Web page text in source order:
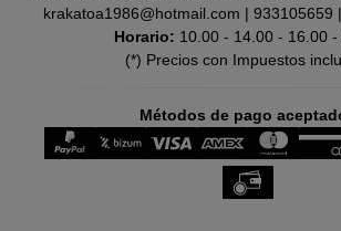
krakatoa1986@hotmail.com | 933105659 |
Horario: 10.00 - 14.00 - 16.00
(*) Precios con Impuestos
Métodos de pago